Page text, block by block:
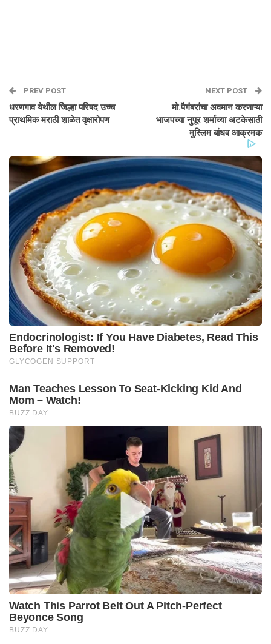
PREV POST
धरणगाव येथील जिल्हा परिषद उच्च
प्राथमिक मराठी शाळेत वृक्षारोपण
NEXT POST
मो.पैगंबरांचा अवमान करणाऱ्या
भाजपच्या नुपूर शर्माच्या अटकेसाठी
मुस्लिम बांधव आक्रमक